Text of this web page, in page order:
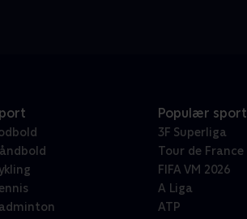
Populær sport
3F Superliga
Tour de France
FIFA VM 2026
A Liga
ATP